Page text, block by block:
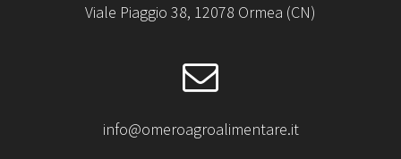
Viale Piaggio 38, 12078 Ormea (CN)
info@omeroagroalimentare.it